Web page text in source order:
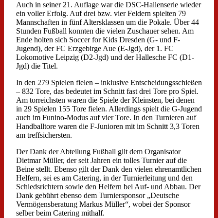
Auch in seiner 21. Auflage war die DSC-Hallenserie wieder
ein voller Erfolg. Auf drei bzw. vier Feldern spielten 79
Mannschaften in fünf Altersklassen um die Pokale. Über 44
Stunden Fußball konnten die vielen Zuschauer sehen. Am
Ende holten sich Soccer for Kids Dresden (G- und F-
Jugend), der FC Erzgebirge Aue (E-Jgd), der 1. FC
Lokomotive Leipzig (D2-Jgd) und der Hallesche FC (D1-
Jgd) die Titel.
In den 279 Spielen fielen – inklusive Entscheidungsschießen
– 832 Tore, das bedeutet im Schnitt fast drei Tore pro Spiel.
Am torreichsten waren die Spiele der Kleinsten, bei denen
in 29 Spielen 155 Tore fielen. Allerdings spielt die G-Jugend
auch im Funino-Modus auf vier Tore. In den Turnieren auf
Handballtore waren die F-Junioren mit im Schnitt 3,3 Toren
am treffsichersten.
Der Dank der Abteilung Fußball gilt dem Organisator
Dietmar Müller, der seit Jahren ein tolles Turnier auf die
Beine stellt. Ebenso gilt der Dank den vielen ehrenamtlichen
Helfern, sei es am Catering, in der Turnierleitung und den
Schiedsrichtern sowie den Helfern bei Auf- und Abbau. Der
Dank gebührt ebenso dem Turniersponsor „Deutsche
Vermögensberatung Markus Müller“, wobei der Sponsor
selber beim Catering mithalf.